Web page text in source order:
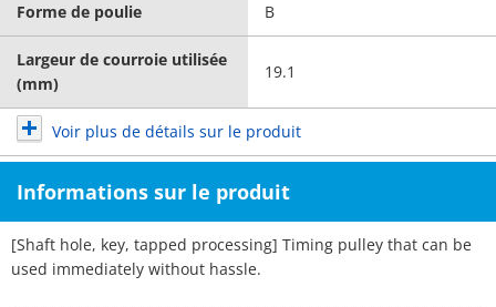
Forme de poulie B
Largeur de courroie utilisée
(mm)
19.1
Voir plus de détails sur le produit
Informations sur le produit
[Shaft hole, key, tapped processing] Timing pulley that can be
used immediately without hassle.